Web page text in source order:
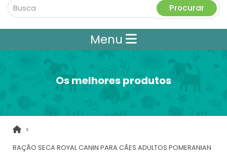
Procurar
Menu
Os melhores produtos
RAÇÃO SECA ROYAL CANIN PARA CÃES ADULTOS POMERANIAN